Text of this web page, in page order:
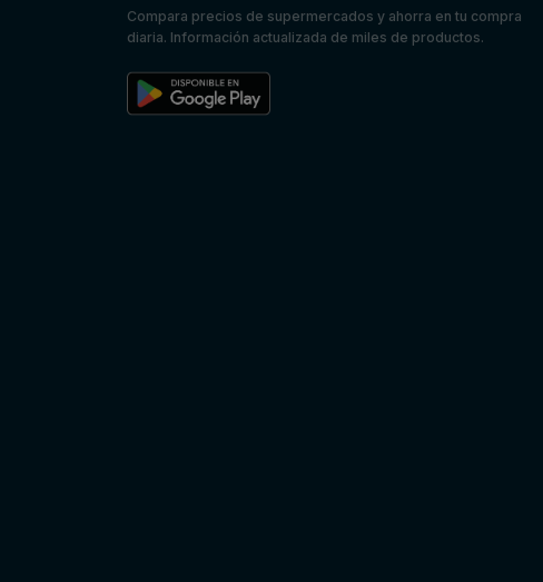
Compara precios de supermercados y ahorra en tu compra
diaria. Información actualizada de miles de productos.